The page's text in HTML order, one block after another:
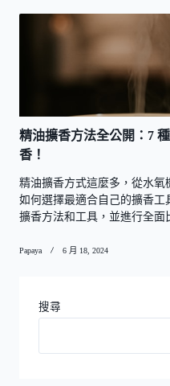
精油擴香方法全公開：7
香！
精油擴香方式這麼多，從水
如何選擇最適合自己的擴香
擴香方法和工具，並進行全面
Papaya 6 月 18, 2024
搜尋